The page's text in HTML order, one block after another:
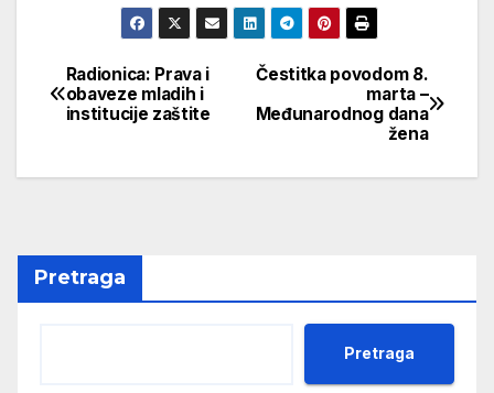
Navigacija
članaka
Čestitka povodom 8.
marta –
Međunarodnog dana
žena
Radionica: Prava i
obaveze mladih i
institucije zaštite
Pretraga
Pretraga